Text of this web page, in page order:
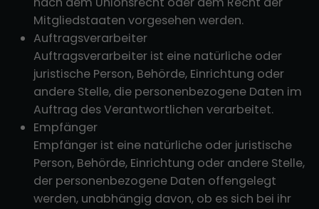
Mitgliedstaaten vorgesehen werden.
Auftragsverarbeiter
Auftragsverarbeiter ist eine natürliche oder
juristische Person, Behörde, Einrichtung oder
andere Stelle, die personenbezogene Daten im
Auftrag des Verantwortlichen verarbeitet.
Empfänger
Empfänger ist eine natürliche oder juristische
Person, Behörde, Einrichtung oder andere Stelle,
der personenbezogene Daten offengelegt
werden, unabhängig davon, ob es sich bei ihr